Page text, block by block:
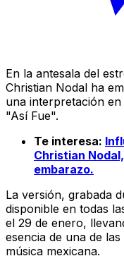
En la antesala del
Christian Nodal ha
una interpretación
"Así Fue".
Te interesa:
Christian
embarazo.
La versión, grabada
disponible en todas
el 29 de enero,
esencia de una de
música mexicana.